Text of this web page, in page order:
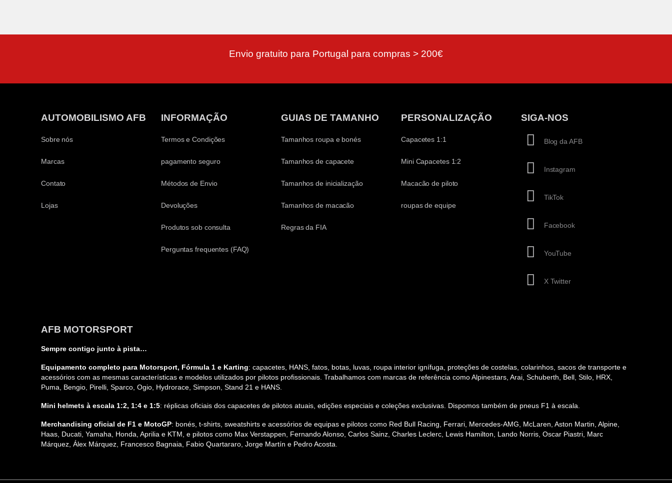
Envio gratuito para Portugal para compras > 200€
AUTOMOBILISMO AFB
Sobre nós
Marcas
Contato
Lojas
INFORMAÇÃO
Termos e Condições
pagamento seguro
Métodos de Envio
Devoluções
Produtos sob consulta
Perguntas frequentes (FAQ)
GUIAS DE TAMANHO
Tamanhos roupa e bonés
Tamanhos de capacete
Tamanhos de inicialização
Tamanhos de macacão
Regras da FIA
PERSONALIZAÇÃO
Capacetes 1:1
Mini Capacetes 1:2
Macacão de piloto
roupas de equipe
SIGA-NOS
Blog da AFB
Instagram
TikTok
Facebook
YouTube
X Twitter
AFB MOTORSPORT
Sempre contigo junto à pista…
Equipamento completo para Motorsport, Fórmula 1 e Karting: capacetes, HANS, fatos, botas, luvas, roupa interior ignífuga, proteções de costelas, colarinhos, sacos de transporte e
acessórios com as mesmas características e modelos utilizados por pilotos profissionais. Trabalhamos com marcas de referência como Alpinestars, Arai, Schuberth, Bell, Stilo, HRX,
Puma, Bengio, Pirelli, Sparco, Ogio, Hydrorace, Simpson, Stand 21 e HANS.
Mini helmets à escala 1:2, 1:4 e 1:5: réplicas oficiais dos capacetes de pilotos atuais, edições especiais e coleções exclusivas. Dispomos também de pneus F1 à escala.
Merchandising oficial de F1 e MotoGP: bonés, t-shirts, sweatshirts e acessórios de equipas e pilotos como Red Bull Racing, Ferrari, Mercedes-AMG, McLaren, Aston Martin, Alpine,
Haas, Ducati, Yamaha, Honda, Aprilia e KTM, e pilotos como Max Verstappen, Fernando Alonso, Carlos Sainz, Charles Leclerc, Lewis Hamilton, Lando Norris, Oscar Piastri, Marc
Márquez, Álex Márquez, Francesco Bagnaia, Fabio Quartararo, Jorge Martín e Pedro Acosta.